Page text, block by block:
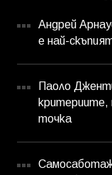
Андрей
е най-
Паоло
критериите,
точка